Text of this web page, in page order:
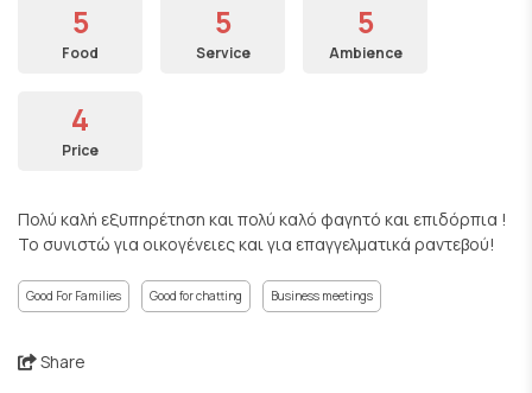
5
Food
5
Service
5
Ambience
4
Price
Πολύ καλή εξυπηρέτηση και πολύ καλό φαγητό και επιδόρπια !
Το συνιστώ για οικογένειες και για επαγγελματικά ραντεβού!
Good For Families Good for chatting Business meetings
Share